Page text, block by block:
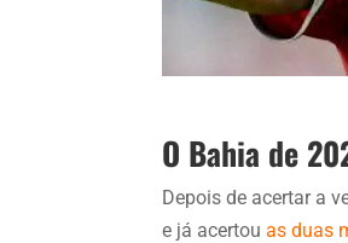
O Bahia de
Depois de acertar a
e já acertouasduas